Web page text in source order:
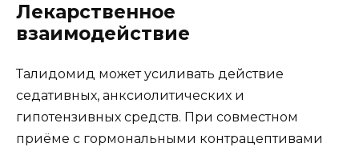
Лекарственное
взаимодействие
Талидомид может усиливать действие
седативных, анксиолитических и
гипотензивных средств. При совместном
приёме с гормональными контрацептивами